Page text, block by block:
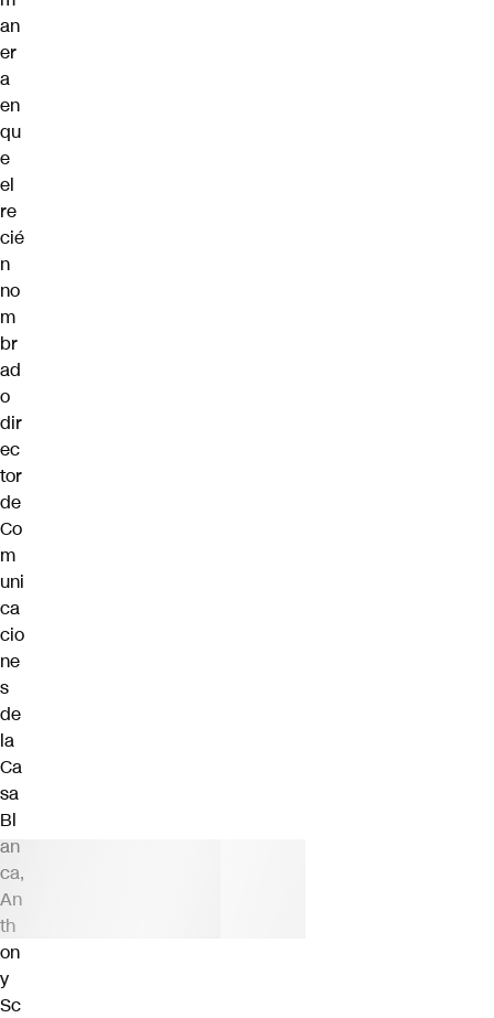
an
er
a
en
qu
e
el
re
cié
n
no
m
br
ad
o
dir
ec
tor
de
Co
m
uni
ca
cio
ne
s
de
la
Ca
sa
Bl
an
ca,
An
th
on
y
Sc